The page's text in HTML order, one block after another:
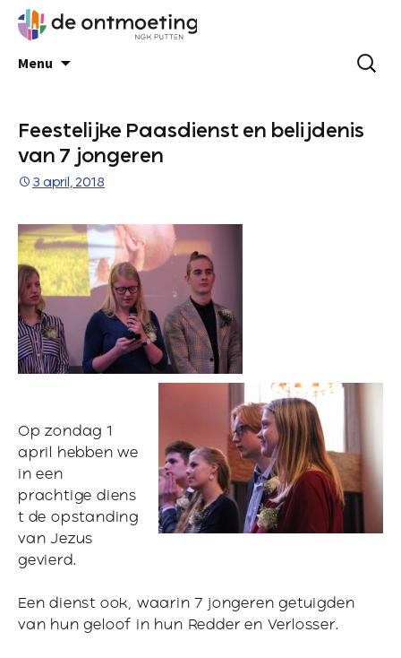
Menu
Feestelijke Paasdienst en belijdenis
van 7 jongeren
3 april, 2018
Op zondag 1
april hebben we
in een
prachtige diens
t de opstanding
van Jezus
gevierd.
Een dienst ook, waarin 7 jongeren getuigden
van hun geloof in hun Redder en Verlosser.